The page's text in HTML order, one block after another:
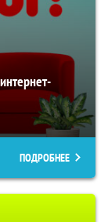
ПОДРОБНЕЕ